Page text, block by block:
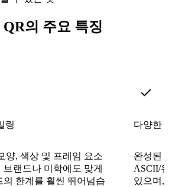
의 주요 특징
링
양, 색상 및 프레임 요소
랜드나 미학에도 맞게
한계를 훨씬 뛰어넘습
다양한
완성된
ASCII/
있으며,